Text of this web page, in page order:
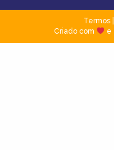
Termos|
Criado com
e